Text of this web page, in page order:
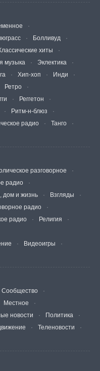
Болливуд
хиты
музыка
Эклектика
Хип-хоп
Инди
Ретро
Реггетон
Ритм-н-блюз
радио
Танго
разговорное
радио
дом и жизнь
Взгляды
радио
радио
Религия
Видеоигры
Сообщество
Местное
новости
Политика
Теленовости